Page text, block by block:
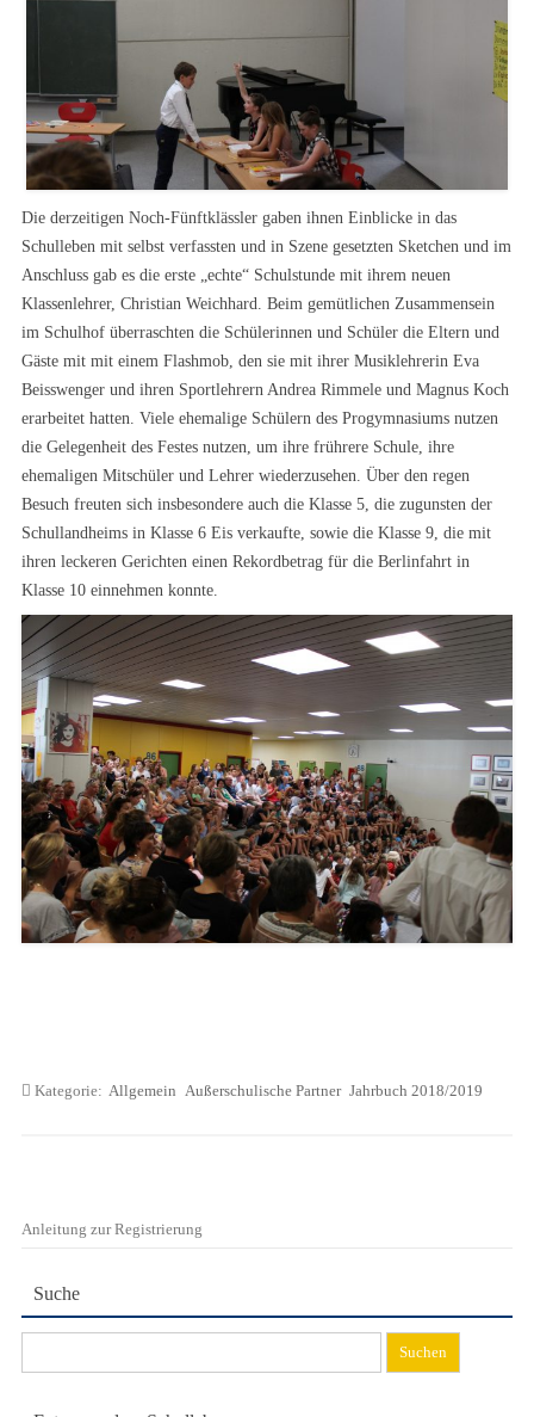
Die derzeitigen Noch-Fünftklässler gaben ihnen Einblicke in das
Schulleben mit selbst verfassten und in Szene gesetzten Sketchen und im
Anschluss gab es die erste „echte“ Schulstunde mit ihrem neuen
Klassenlehrer, Christian Weichhard. Beim gemütlichen Zusammensein
im Schulhof überraschten die Schülerinnen und Schüler die Eltern und
Gäste mit mit einem Flashmob, den sie mit ihrer Musiklehrerin Eva
Beisswenger und ihren Sportlehrern Andrea Rimmele und Magnus Koch
erarbeitet hatten. Viele ehemalige Schülern des Progymnasiums nutzen
die Gelegenheit des Festes nutzen, um ihre frührere Schule, ihre
ehemaligen Mitschüler und Lehrer wiederzusehen. Über den regen
Besuch freuten sich insbesondere auch die Klasse 5, die zugunsten der
Schullandheims in Klasse 6 Eis verkaufte, sowie die Klasse 9, die mit
ihren leckeren Gerichten einen Rekordbetrag für die Berlinfahrt in
Klasse 10 einnehmen konnte.
Kategorie: Allgemein Außerschulische Partner Jahrbuch 2018/2019
Anleitung zur Registrierung
Suche
nach: